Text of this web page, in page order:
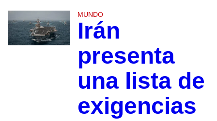
MUNDO
Irán
presenta
una lista de
exigencias